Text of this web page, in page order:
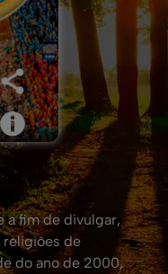
a fim de divulgar,
religiões de
do ano de 2000,